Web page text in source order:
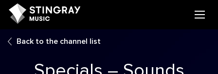
Back to the channel list